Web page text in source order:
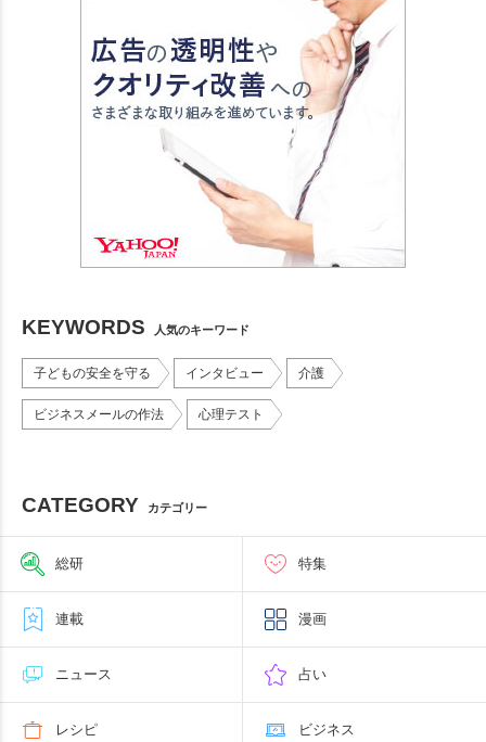
KEYWORDS 人気のキーワード
子どもの安全を守る インタビュー 介護
ビジネスメールの作法 心理テスト
CATEGORY カテゴリー
総研 特集
連載 漫画
ニュース 占い
レシピ ビジネス